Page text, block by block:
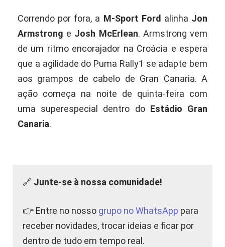
Correndo por fora, a M-Sport Ford alinha Jon
Armstrong e Josh McErlean. Armstrong vem
de um ritmo encorajador na Croácia e espera
que a agilidade do Puma Rally1 se adapte bem
aos grampos de cabelo de Gran Canaria. A
ação começa na noite de quinta-feira com
uma superespecial dentro do Estádio Gran
Canaria.
🔗 Junte-se à nossa comunidade!
👉 Entre no nosso grupo no WhatsApp para
receber novidades, trocar ideias e ficar por
dentro de tudo em tempo real.